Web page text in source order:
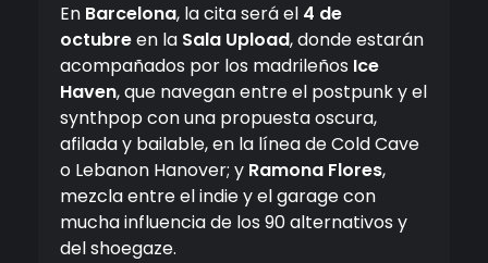
En Barcelona, la cita será el 4 de
octubreen la Sala Upload, donde estarán
acompañados por los madrileños Ice
Haven, que navegan entre el postpunk y el
synthpop con una propuesta oscura,
afilada y bailable, en la línea de Cold Cave
o Lebanon Hanover; y Ramona Flores,
mezcla entre el indie y el garage con
mucha influencia de los 90 alternativos y
del shoegaze.